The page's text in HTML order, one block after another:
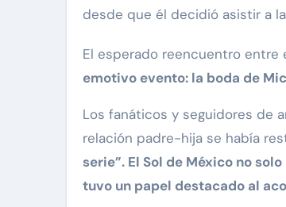
desde que él decidió asistir a
El esperado reencuentro
emotivo evento: la boda de
Los fanáticos y seguidores de
relación padre-hija se había
serie”. El Sol de México no
tuvo un papel destacado al